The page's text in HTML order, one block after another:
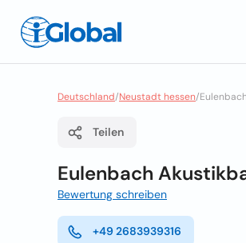
Deutschland/Neustadt hessen/
Teilen
Eulenbach
Bewertung schreiben
+49 2683939316